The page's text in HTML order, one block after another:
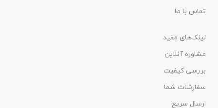
تماس با ما
لینک‌های مفید
مشاوره آنلاین
بررسی کیفیت
سفارشات شما
ارسال سریع